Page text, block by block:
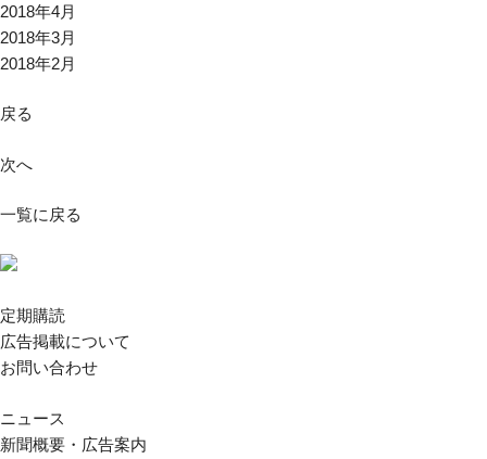
2018年4月
2018年3月
2018年2月
戻る
次へ
一覧に戻る
定期購読
広告掲載について
お問い合わせ
ニュース
新聞概要・広告案内